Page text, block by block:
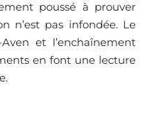
poussé à prouver
n’est pas infondée. Le
et l’enchaînement
en font une lecture